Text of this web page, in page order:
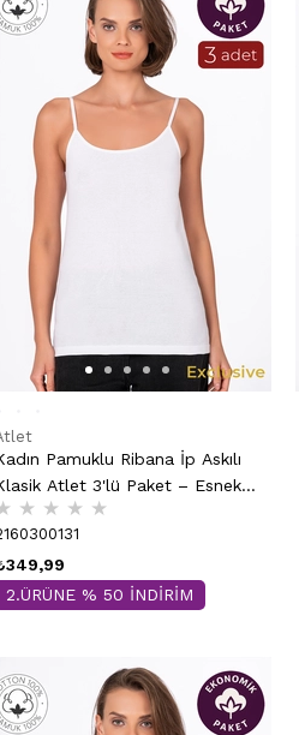
Pamuklu Ribana İp Askılı
Atlet 3'lü Paket – Esnek &
| Beyaz K0107
★ ★ ★ ★
2.ÜRÜNE % 50 İNDİRİM